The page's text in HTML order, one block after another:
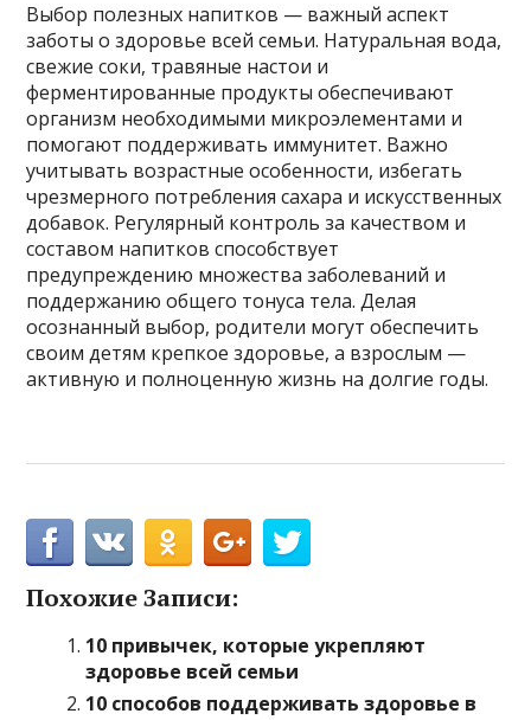
Выбор полезных напитков — важный аспект
заботы о здоровье всей семьи. Натуральная вода,
свежие соки, травяные настои и
ферментированные продукты обеспечивают
организм необходимыми микроэлементами и
помогают поддерживать иммунитет. Важно
учитывать возрастные особенности, избегать
чрезмерного потребления сахара и искусственных
добавок. Регулярный контроль за качеством и
составом напитков способствует
предупреждению множества заболеваний и
поддержанию общего тонуса тела. Делая
осознанный выбор, родители могут обеспечить
своим детям крепкое здоровье, а взрослым —
активную и полноценную жизнь на долгие годы.
Похожие Записи:
10 привычек, которые укрепляют
здоровье всей семьи
10 способов поддерживать здоровье в